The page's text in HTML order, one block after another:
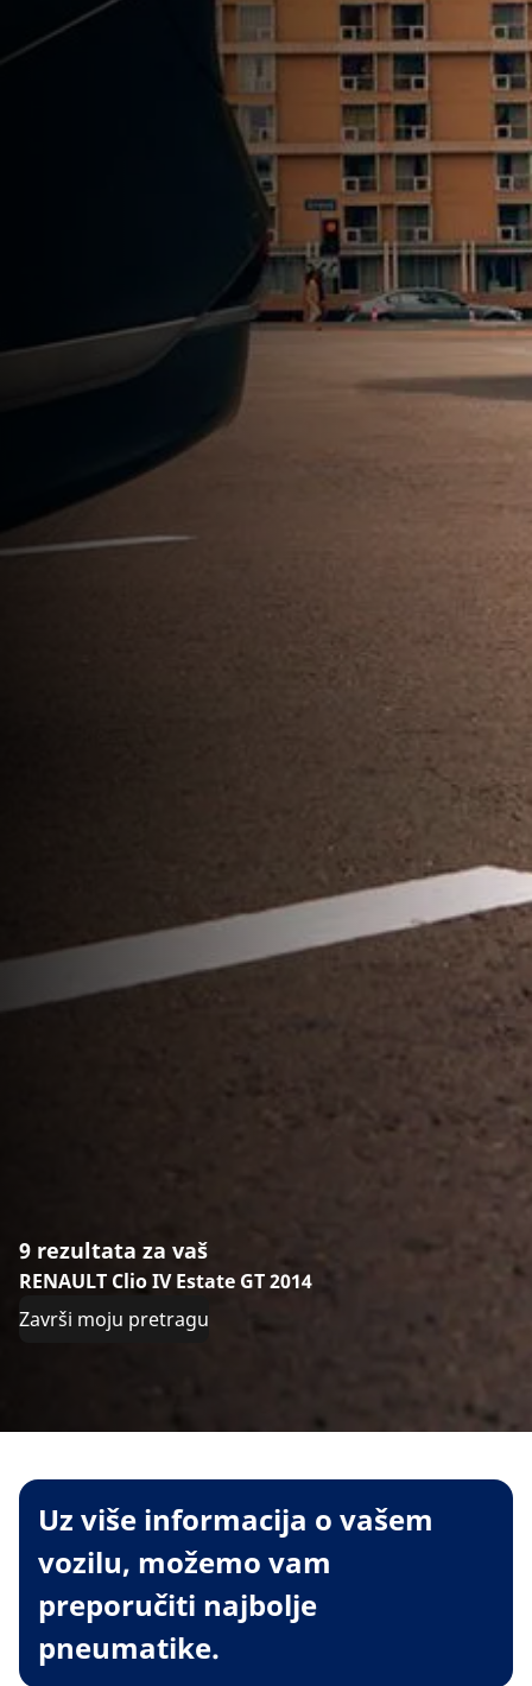
9 rezultata za vaš
RENAULT Clio IV Estate GT 2014
Završi moju pretragu
Uz više informacija o vašem
vozilu, možemo vam
preporučiti najbolje
pneumatike.